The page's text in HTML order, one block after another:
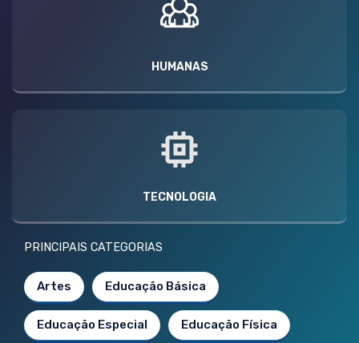
HUMANAS
TECNOLOGIA
PRINCIPAIS CATEGORIAS
Artes Educação Básica
Educação Especial Educação Física